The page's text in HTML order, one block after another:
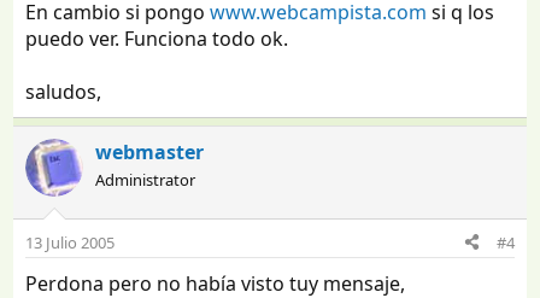
En cambio si pongowww.webcampista.com si q los
puedo ver. Funciona todo ok.
saludos,
webmaster
Administrator
13 Julio 2005 #4
Perdona pero no había visto tuy mensaje,